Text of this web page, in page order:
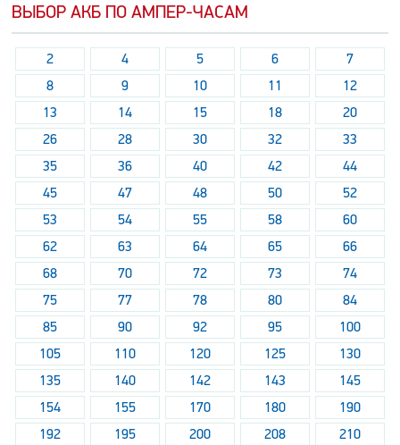
ВЫБОР АКБ ПО АМПЕР-ЧАСАМ
2 4 5 6
7
8
9 10 11
12
13
14 15 18
20
26
28 30 32
33
35
36 40 42
44
45
47 48 50
52
53
54 55 58
60
62
63 64 65
66
68
70 72 73
74
75
77 78 80
84
85
90 92 95
100
105
110 120 125
130
135
140 142 143
145
154
155 170 180
190
192
195 200 208
210